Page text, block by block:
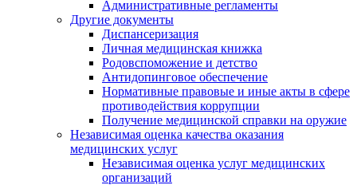
Административные регламенты
Другие документы
Диспансеризация
Личная медицинская книжка
Родовспоможение и детство
Антидопинговое обеспечение
Нормативные правовые и иные акты в сфере
противодействия коррупции
Получение медицинской справки на оружие
Независимая оценка качества оказания
медицинских услуг
Независимая оценка услуг медицинскиx
организаций